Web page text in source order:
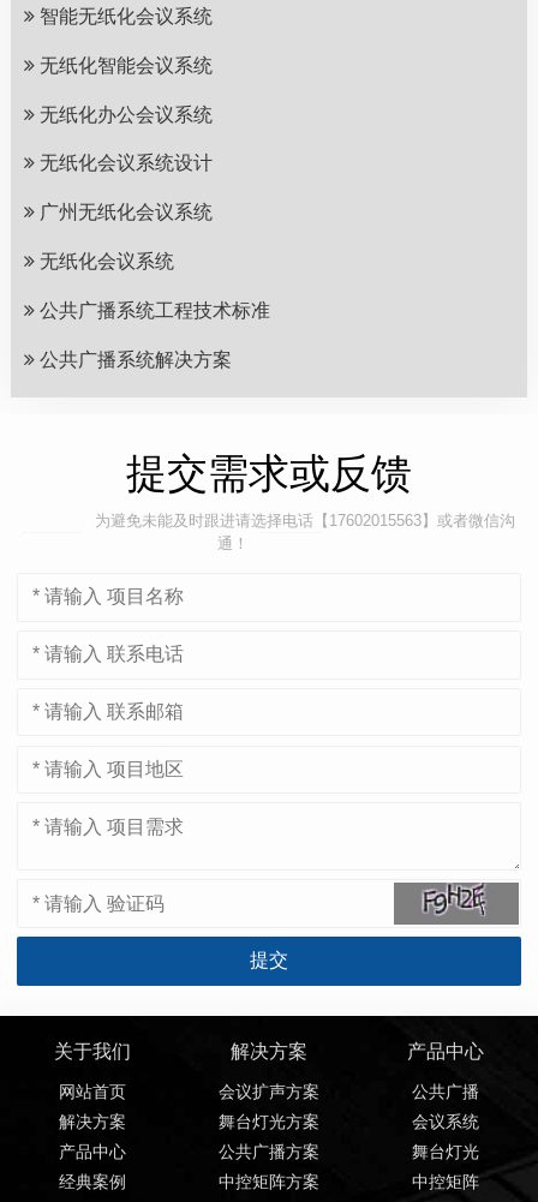
智能无纸化会议系统
无纸化智能会议系统
无纸化办公会议系统
无纸化会议系统设计
广州无纸化会议系统
无纸化会议系统
公共广播系统工程技术标准
公共广播系统解决方案
提交需求或反馈
为避免未能及时跟进请选择电话【17602015563】或者微信沟
通！
关于我们
网站首页
解决方案
产品中心
经典案例
解决方案
会议扩声方案
舞台灯光方案
公共广播方案
中控矩阵方案
产品中心
公共广播
会议系统
舞台灯光
中控矩阵